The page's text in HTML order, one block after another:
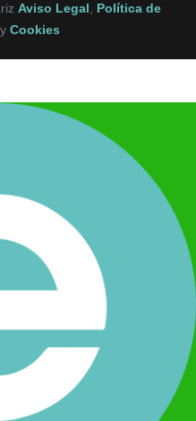
Aviso Legal
Política de
y Cookies